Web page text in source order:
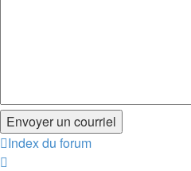
Index du forum